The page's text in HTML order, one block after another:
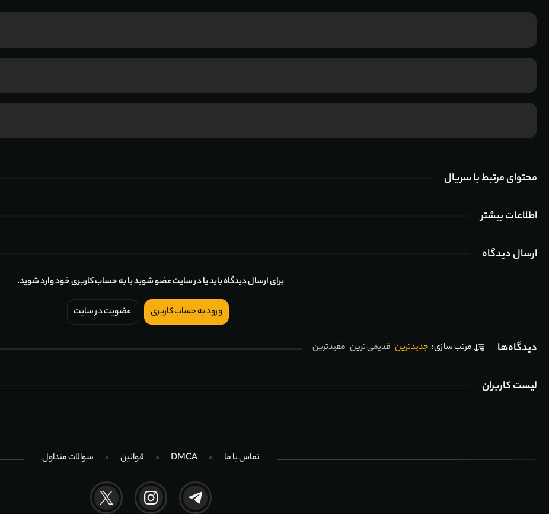
محتوای مرتبط با سریال
اطلاعات بیشتر
ارسال دیدگاه
برای ارسال دیدگاه باید یا در سایت عضو شوید یا به حساب کاربری خود وارد شوید.
ورود به حساب کاربری عضویت در سایت
دیدگاه‌ها مرتب سازی: جدیدترین قدیمی ترین مفیدترین
لیست کاربران
تماس با ما DMCA قوانین سوالات متداول